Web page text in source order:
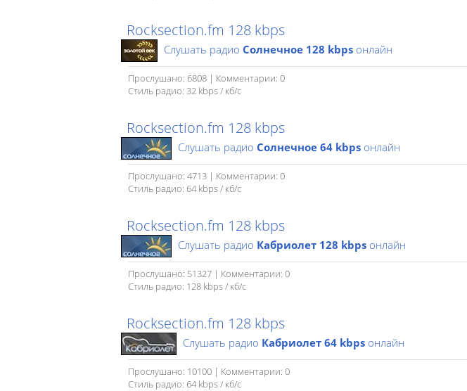
Rocksection.fm 128 kbps
Слушать радио Солнечное 128 kbps онлайн
Прослушано: 6808 | Комментарии: 0
Стиль радио: 32 kbps / кб/c
Rocksection.fm 128 kbps
Слушать радио Солнечное 64 kbps онлайн
Прослушано: 4713 | Комментарии: 0
Стиль радио: 64 kbps / кб/c
Rocksection.fm 128 kbps
Слушать радио Кабриолет 128 kbps онлайн
Прослушано: 51327 | Комментарии: 0
Стиль радио: 128 kbps / кб/c
Rocksection.fm 128 kbps
Слушать радио Кабриолет 64 kbps онлайн
Прослушано: 10100 | Комментарии: 0
Стиль радио: 64 kbps / кб/c